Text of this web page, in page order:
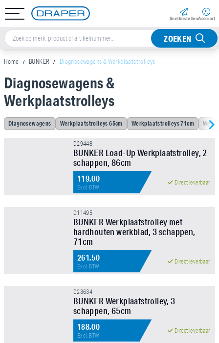
Snel­bestellenAccount
ZOEKEN
Home BUNKER Diagnosewagens & Werkplaatstrolleys
Sorteer op
Merk
Diagnosewagens &
Werkplaatstrolleys
Diagnosewagens Werkplaatstrolleys 65cm Werkplaatstrolleys 71cm
D29448
BUNKER Load-Up Werkplaatstrolley, 2
schappen, 86cm
119,00
Excl. BTW
Direct leverbaar
D11495
BUNKER Werkplaatstrolley met
hardhouten werkblad, 3 schappen,
71cm
261,50
Excl. BTW
Direct leverbaar
D23634
BUNKER Werkplaatstrolley, 3
schappen, 65cm
188,00
Excl. BTW
Direct leverbaar